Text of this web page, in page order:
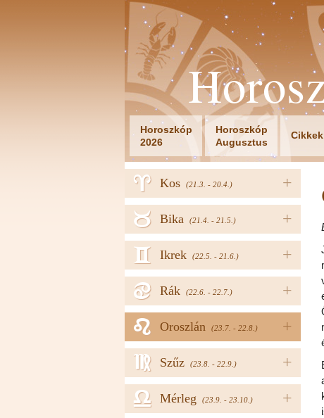
Horoszkóp
2026
Horoszkóp
Augusztus
Cikkek
+
Kos (21.3. - 20.4.)
a
+
Bika (21.4. - 21.5.)
b
+
Ikrek (22.5. - 21.6.)
c
+
Rák (22.6. - 22.7.)
d
+
Oroszlán (23.7. - 22.8.)
e
+
Szűz (23.8. - 22.9.)
f
+
Mérleg (23.9. - 23.10.)
g